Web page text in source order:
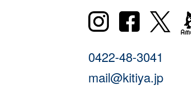
0422-48-3041
mail@kitiya.jp